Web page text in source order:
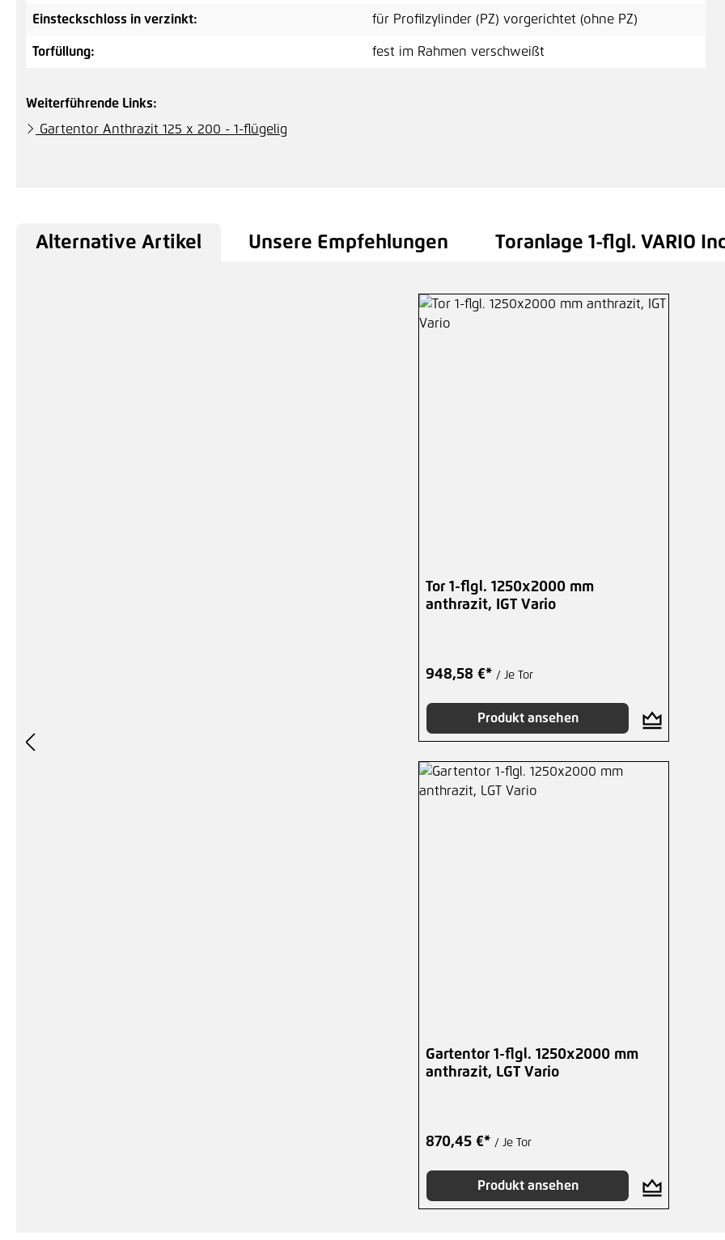
Einsteckschloss in verzinkt: für Profilzylinder (PZ) vorgerichtet (ohne PZ)
Torfüllung: fest im Rahmen verschweißt
Weiterführende Links:
Gartentor Anthrazit 125 x 200 - 1-flügelig
Alternative Artikel Unsere Empfehlungen Toranlage 1-flgl. VARIO
Tor 1-flgl. 1250x2000 mm
anthrazit, IGT Vario
948,58 €* / Je Tor
Produkt ansehen
Gartentor 1-flgl. 1250x2000 mm
anthrazit, LGT Vario
870,45 €* / Je Tor
Produkt ansehen